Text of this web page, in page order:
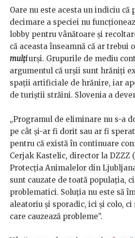
Oare nu este acesta un indiciu că
decimare a speciei nu
lobby pentru vânătoare și
că aceasta înseamnă că ar trebui
mulțiurși. Grupurile de mediu
argumentul că urșii sunt hrăniți
spații artificiale de hrănire, iar
de turiștii străini. Slovenia a
„Programul de eliminare nu s-a
pe cât și-ar fi dorit sau ar fi
pentru că există în continuare
Cerjak Kastelic, director la DZZZ
Protecția Animalelor din
sunt cauzate de toată populația,
problematici. Soluția nu este să
aleatoriu și sporadic, ici și colo, ci
care cauzează probleme”.